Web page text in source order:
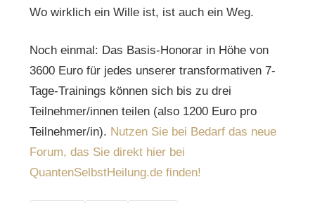
Wo wirklich ein Wille ist, ist auch ein Weg.
Noch einmal: Das Basis-Honorar in Höhe von
3600 Euro für jedes unserer transformativen 7-
Tage-Trainings können sich bis zu drei
Teilnehmer/innen teilen (also 1200 Euro pro
Teilnehmer/in). Nutzen Sie bei Bedarf das neue
Forum, das Sie direkt hier bei
QuantenSelbstHeilung.de finden!